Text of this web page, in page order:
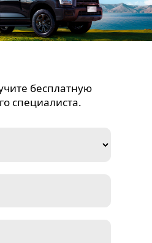
бесплатную
специалиста.